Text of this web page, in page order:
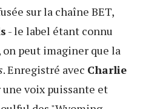
sur la chaîne BET,
- le label étant connu
on peut imaginer que la
. Enregistré avec Charlie
voix puissante et